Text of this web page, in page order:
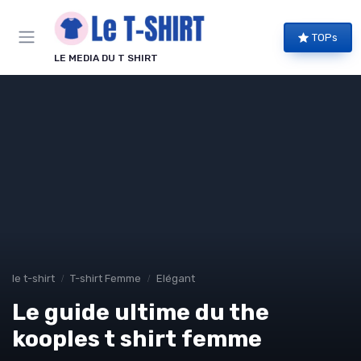
LE MEDIA DU T SHIRT
TOPs
le t-shirt T-shirt Femme Elégant
Le guide ultime du the
kooples t shirt femme
Panneau de gestion des cookies